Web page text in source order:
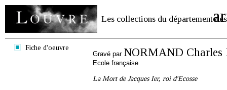
Les collections du département des
Fiche d'oeuvre
Gravé par NORMAND Charles
Ecole française
La Mort de Jacques Ier, roi d'Ecosse